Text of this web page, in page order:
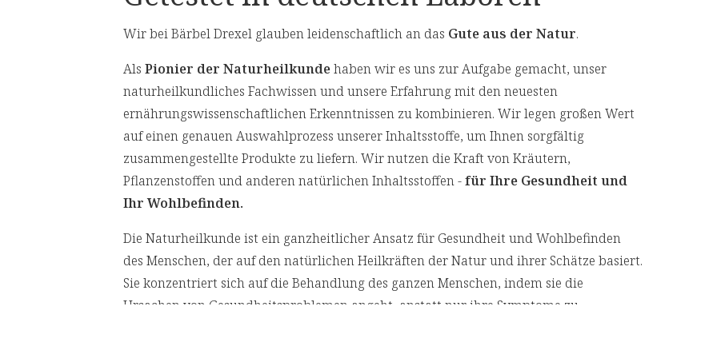
bieten einen antioxidativen Schutz für die Körperzellen
spezielle Komposition aus Coenzym Q10 und den Vitaminen E und B2
sorgen für eine gute Belastbarkeit bei erhöhter Beanspruchung
Hier finden Sie die zugehörigenProduktinformationen als PDF.
Wertvolle Inhaltsstoffe
Vitamin E
wird auch als „Zellschutz-Vitamin“ bezeichnet
unterstützt den Effekt des körpereigenen Vitaminoids Q10 auf die Energieleistung
Vitamin B2 1,4 mg (100%**)
** Prozent des Nährwertstoffbezugswertes nach LMIV
(Lebensmittelinformationsverordnung)
Wir bei Bärbel Drexel glauben leidenschaftlich an das Gute aus der Natur.
Als Pionier der Naturheilkundehaben wir es uns zur Aufgabe gemacht, unser
naturheilkundliches Fachwissen und unsere Erfahrung mit den neuesten
ernährungswissenschaftlichen Erkenntnissen zu kombinieren. Wir legen großen Wert
auf einen genauen Auswahlprozess unserer Inhaltsstoffe, um Ihnen sorgfältig
zusammengestellte Produkte zu liefern. Wir nutzen die Kraft von Kräutern,
Pflanzenstoffen und anderen natürlichen Inhaltsstoffen -für Ihre Gesundheit und
Ihr Wohlbefinden.
Die Naturheilkunde ist ein ganzheitlicher Ansatz für Gesundheit und Wohlbefinden
des Menschen, der auf den natürlichen Heilkräften der Natur und ihrer Schätze basiert.
Sie konzentriert sich auf die Behandlung des ganzen Menschen, indem sie die
Ursachen von Gesundheitsproblemen angeht, anstatt nur ihre Symptome zu